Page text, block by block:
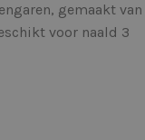
gemaakt van
voor naald 3